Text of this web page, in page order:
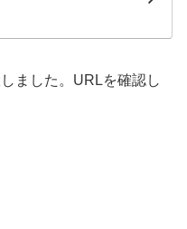
ました。URLを確認し